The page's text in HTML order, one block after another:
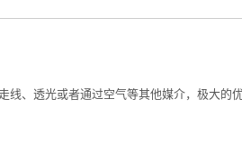
线、透光或者通过空气等其他媒介，极大